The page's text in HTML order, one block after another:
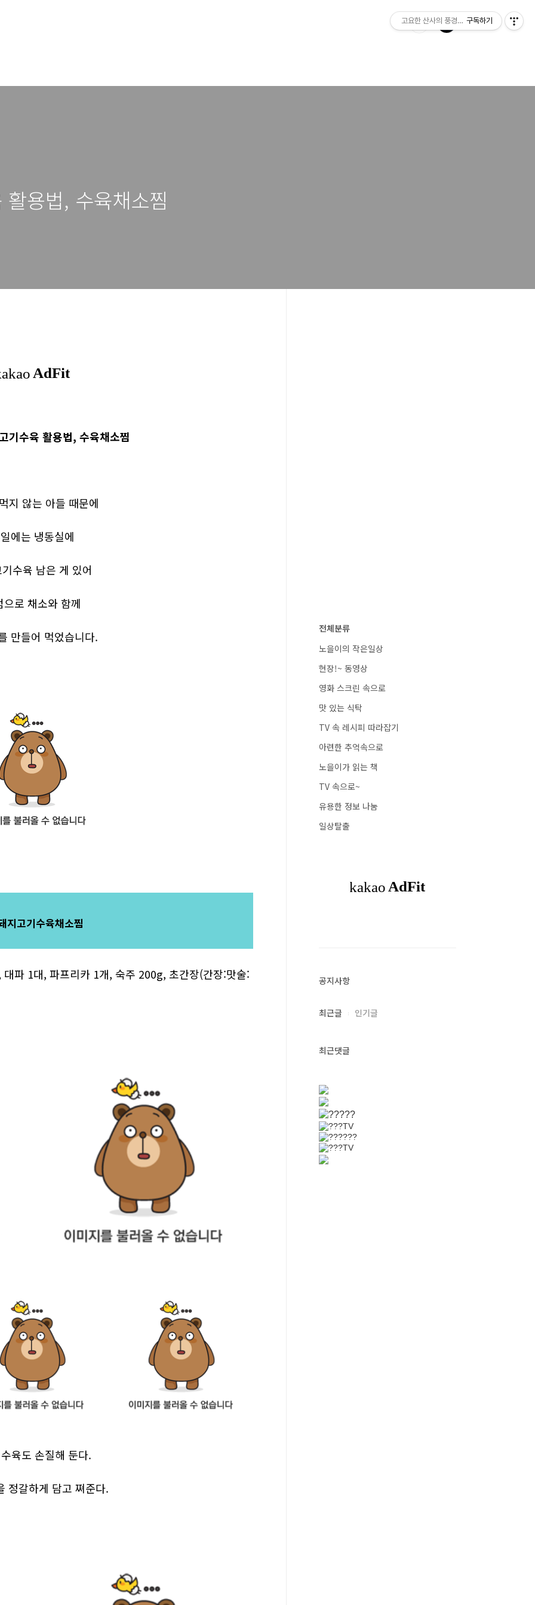
용법, 수육채소찜
기수육 활용법, 수육채소찜
지 않는 아들 때문에
에는 냉동실에
수육 남은 게 있어
으로 채소와 함께
만들어 먹었습니다.
고기수육채소찜
파 1대, 파프리카 1개, 숙주 200g, 초간장(간장:맛술:
육도 손질해 둔다.
정갈하게 담고 쪄준다.
전체분류
노을이의 작은일상
현장!~ 동영상
영화 스크린 속으로
맛 있는 식탁
TV 속 레시피 따라잡기
아련한 추억속으로
노을이가 읽는 책
TV 속으로~
유용한 정보 나눔
일상탈출
공지사항
최근글 인기글
최근댓글
고요한 산사의 풍경소리구독하기